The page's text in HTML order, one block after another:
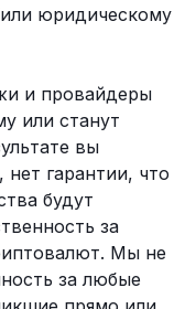
юридическому
и провайдеры
или станут
вы
гарантии, что
будут
за
Мы не
за любые